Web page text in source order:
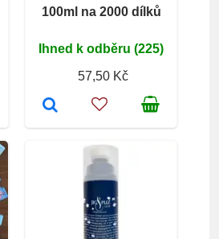
100ml na 2000 dílků
Ihned k odběru (225)
57,50 Kč